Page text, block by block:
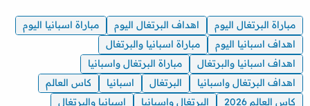
مباراة البرتغال اليوم اهداف البرتغال اليوم
مباراة اسبانيا اليوم
اهداف اسبانيا اليوم
مباراة اسبانيا والبرتغال
اهداف اسبانيا والبرتغال
مباراة البرتغال واسبانيا
اهداف البرتغال واسبانيا
البرتغال اسبانيا
كاس العالم
كاس العالم 2026
البرتغال واسبانيا اسبانيا والبرتغال